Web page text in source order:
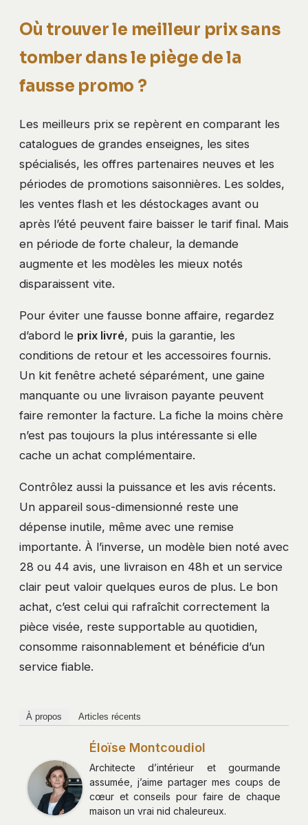
Où trouver le meilleur prix sans
tomber dans le piège de la
fausse promo ?
Les meilleurs prix se repèrent en comparant les
catalogues de grandes enseignes, les sites
spécialisés, les offres partenaires neuves et les
périodes de promotions saisonnières. Les soldes,
les ventes flash et les déstockages avant ou
après l’été peuvent faire baisser le tarif final. Mais
en période de forte chaleur, la demande
augmente et les modèles les mieux notés
disparaissent vite.
Pour éviter une fausse bonne affaire, regardez
d’abord le prix livré, puis la garantie, les
conditions de retour et les accessoires fournis.
Un kit fenêtre acheté séparément, une gaine
manquante ou une livraison payante peuvent
faire remonter la facture. La fiche la moins chère
n’est pas toujours la plus intéressante si elle
cache un achat complémentaire.
Contrôlez aussi la puissance et les avis récents.
Un appareil sous-dimensionné reste une
dépense inutile, même avec une remise
importante. À l’inverse, un modèle bien noté avec
28 ou 44 avis, une livraison en 48h et un service
clair peut valoir quelques euros de plus. Le bon
achat, c’est celui qui rafraîchit correctement la
pièce visée, reste supportable au quotidien,
consomme raisonnablement et bénéficie d’un
service fiable.
À propos Articles récents
Éloïse Montcoudiol
Architecte d’intérieur et gourmande
assumée, j’aime partager mes coups de
cœur et conseils pour faire de chaque
maison un vrai nid chaleureux.